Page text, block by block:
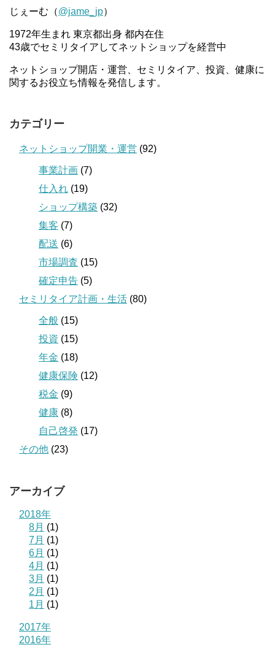
じぇーむ（@jame_jp）
1972年生まれ 東京都出身 都内在住
43歳でセミリタイアしてネットショップを経営中
ネットショップ開店・運営、セミリタイア、投資、健康に
関するお役立ち情報を発信します。
カテゴリー
ネットショップ開業・運営 (92)
事業計画 (7)
仕入れ (19)
ショップ構築 (32)
集客 (7)
配送 (6)
市場調査 (15)
確定申告 (5)
セミリタイア計画・生活 (80)
全般 (15)
投資 (15)
年金 (18)
健康保険 (12)
税金 (9)
健康 (8)
自己啓発 (17)
その他 (23)
アーカイブ
2018年
8月 (1)
7月 (1)
6月 (1)
4月 (1)
3月 (1)
2月 (1)
1月 (1)
2017年
2016年